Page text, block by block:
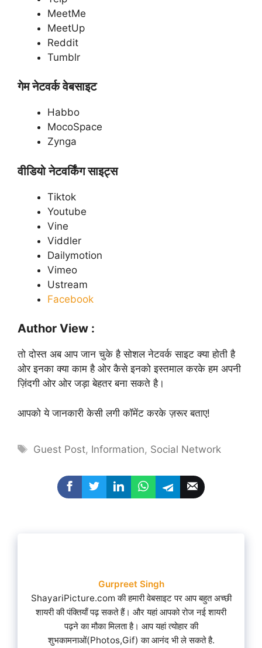
MeetMe
MeetUp
Reddit
Tumblr
गेम नेटवर्क वेबसाइट
Habbo
MocoSpace
Zynga
वीडियो नेटवर्किंग साइट्स
Tiktok
Youtube
Vine
Viddler
Dailymotion
Vimeo
Ustream
Facebook
Author View :
तो दोस्त अब आप जान चुके है सोशल नेटवर्क साइट क्या होती है
ओर इनका क्या काम है ओर कैसे इनको इस्तमाल करके हम अपनी
ज़िंदगी ओर ओर जड़ा बेहतर बना सकते है।
आपको ये जानकारी केसी लगी कॉमेंट करके ज़रूर बताए!
Tags
Guest Post, Information, Social Network
Gurpreet Singh
ShayariPicture.com की हमारी वेबसाइट पर आप बहुत अच्छी
शायरी की पंक्तियाँ पढ़ सकते हैं। और यहां आपको रोज नई शायरी
पढ़ने का मौका मिलता है। आप यहां त्योहार की
शुभकामनाओं(Photos,Gif) का आनंद भी ले सकते है.